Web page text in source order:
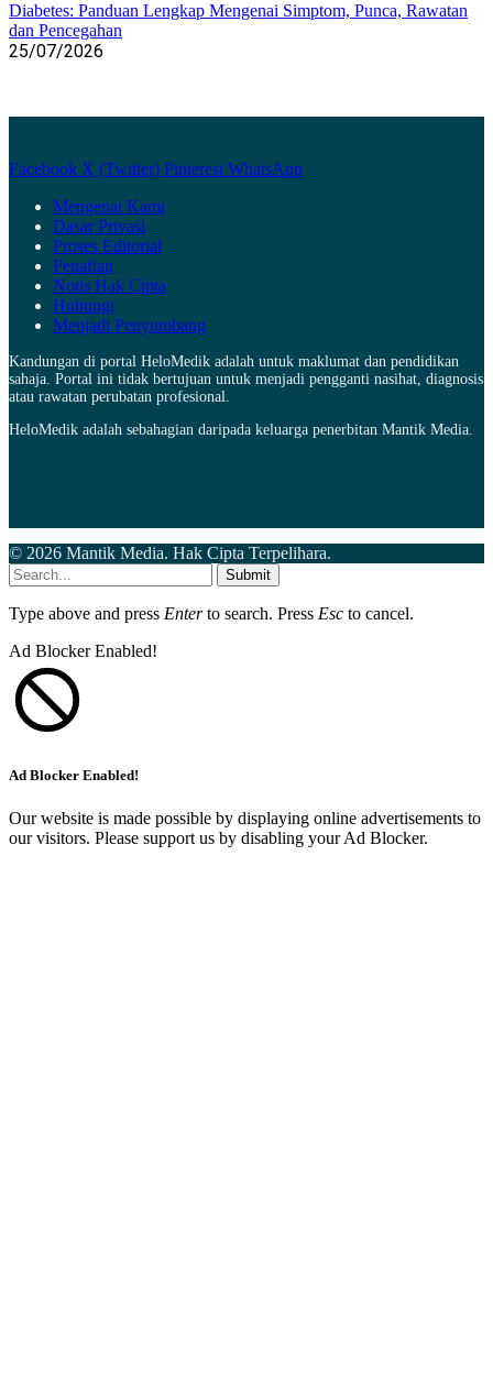
Diabetes: Panduan Lengkap Mengenai Simptom, Punca, Rawatan
dan Pencegahan
25/07/2026
Facebook X (Twitter) Pinterest WhatsApp
Mengenai Kami
Dasar Privasi
Proses Editorial
Penafian
Notis Hak Cipta
Hubungi
Menjadi Penyumbang
Kandungan di portal HeloMedik adalah untuk maklumat dan pendidikan
sahaja. Portal ini tidak bertujuan untuk menjadi pengganti nasihat, diagnosis
atau rawatan perubatan profesional.
HeloMedik adalah sebahagian daripada keluarga penerbitan Mantik Media.
© 2026 Mantik Media. Hak Cipta Terpelihara.
Submit
Type above and press Enterto search. Press Esc to cancel.
Ad Blocker Enabled!
Ad Blocker Enabled!
Our website is made possible by displaying online advertisements to
our visitors. Please support us by disabling your Ad Blocker.